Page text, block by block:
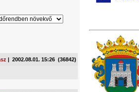
| 2002.08.01. 15:26 (36842)